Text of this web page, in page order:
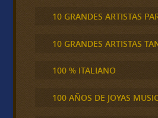
10 GRANDES ARTISTAS
10 GRANDES ARTISTAS
100 % ITALIANO
100 AÑOS DE JOYAS